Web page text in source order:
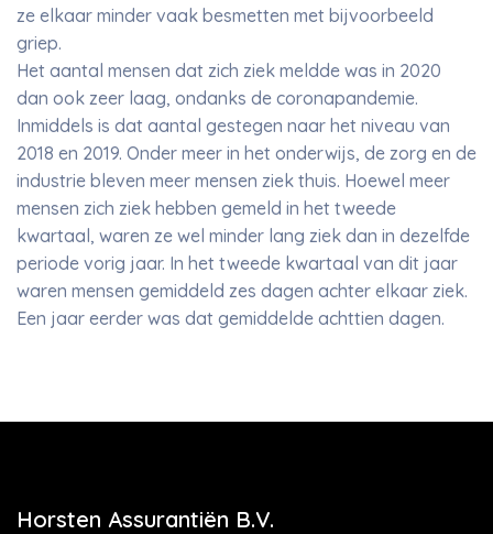
ze elkaar minder vaak besmetten met bijvoorbeeld
griep.
Het aantal mensen dat zich ziek meldde was in 2020
dan ook zeer laag, ondanks de coronapandemie.
Inmiddels is dat aantal gestegen naar het niveau van
2018 en 2019. Onder meer in het onderwijs, de zorg en de
industrie bleven meer mensen ziek thuis. Hoewel meer
mensen zich ziek hebben gemeld in het tweede
kwartaal, waren ze wel minder lang ziek dan in dezelfde
periode vorig jaar. In het tweede kwartaal van dit jaar
waren mensen gemiddeld zes dagen achter elkaar ziek.
Een jaar eerder was dat gemiddelde achttien dagen.
Horsten Assurantiën B.V.